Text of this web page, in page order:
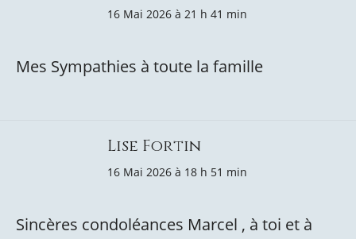
16 Mai 2026 à 21 h 41 min
Mes Sympathies à toute la famille
Lise Fortin
16 Mai 2026 à 18 h 51 min
Sincères condoléances Marcel , à toi et à